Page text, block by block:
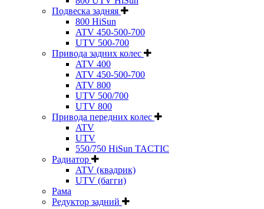
Подвеска задняя
800 HiSun
ATV 450-500-700
UTV 500-700
Привода задних колес
ATV 400
ATV 450-500-700
ATV 800
UTV 500/700
UTV 800
Привода передних колес
ATV
UTV
550/750 HiSun TACTIC
Радиатор
ATV (квадрик)
UTV (багги)
Рама
Редуктор задний